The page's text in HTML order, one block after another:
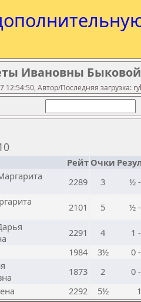
Ивановны Быковой
Автор/Последняя загрузка:
Рейт Очки
2289 3 ½
2101 5 ½
2291 4
1
1984 3½
0
1873 2
0
2292 5½